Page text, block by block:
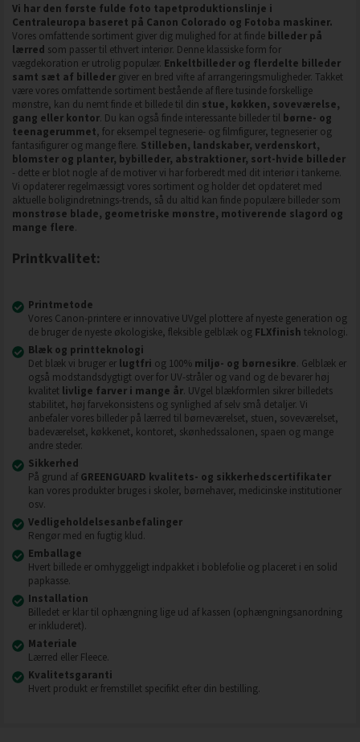
Vi har den første fulde foto tapetproduktionslinje i
Centraleuropa baseret på Canon Colorado og Fotoba maskiner.
Vores omfattende sortiment giver dig mulighed for at finde billeder på
lærred som passer til ethvert interiør. Denne klassiske form for
vægdekoration er utrolig populær. Enkeltbilleder og flerdelte billeder
samt sæt af billeder giver en bred vifte af arrangeringsmuligheder. Takket
være vores omfattende sortiment bestående af flere tusinde forskellige
mønstre, kan du nemt finde et billede til din stue, køkken, soveværelse,
gang eller kontor. Du kan også finde interessante billeder til børne- og
teenagerummet, for eksempel tegneserie- og filmfigurer, tegneserier og
fantasifigurer og mange flere. Stilleben, landskaber, verdenskort,
blomster og planter, bybilleder, abstraktioner, sort-hvide billeder
- dette er blot nogle af de motiver vi har forberedt med dit interiør i tankerne.
Vi opdaterer regelmæssigt vores sortiment og holder det opdateret med
aktuelle boligindretnings-trends, så du altid kan finde populære billeder som
monstrøse blade, geometriske mønstre, motiverende slagord og
mange flere.
Printkvalitet:
Printmetode
Vores Canon-printere er innovative UVgel plottere af nyeste generation og
de bruger de nyeste økologiske, fleksible gelblæk og FLXfinish teknologi.
Blæk og printteknologi
Det blæk vi bruger er lugtfri og 100% miljø- og børnesikre. Gelblæk er
også modstandsdygtigt over for UV-stråler og vand og de bevarer høj
kvalitet livlige farver i mange år. UVgel blækformlen sikrer billedets
stabilitet, høj farvekonsistens og synlighed af selv små detaljer. Vi
anbefaler vores billeder på lærred til børneværelset, stuen, soveværelset,
badeværelset, køkkenet, kontoret, skønhedssalonen, spaen og mange
andre steder.
Sikkerhed
På grund af GREENGUARD kvalitets- og sikkerhedscertifikater
kan vores produkter bruges i skoler, børnehaver, medicinske institutioner
osv.
Vedligeholdelsesanbefalinger
Rengør med en fugtig klud.
Emballage
Hvert billede er omhyggeligt indpakket i boblefolie og placeret i en solid
papkasse.
Installation
Billedet er klar til ophængning lige ud af kassen (ophængningsanordning
er inkluderet).
Materiale
Lærred eller Fleece.
Kvalitetsgaranti
Hvert produkt er fremstillet specifikt efter din bestilling.